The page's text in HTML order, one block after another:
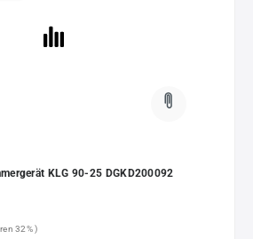
KLG 90-25 DGKD200092
32% )